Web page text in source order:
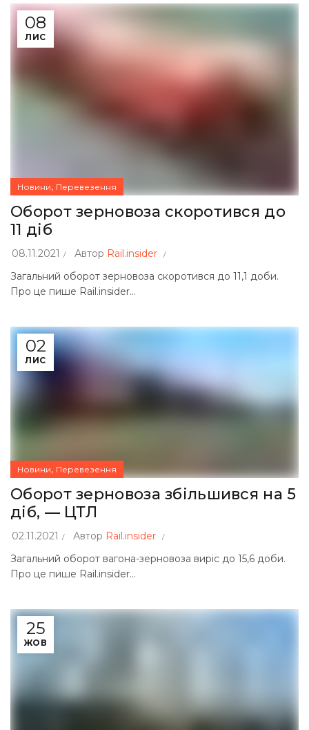
08
ЛИС
Новини, Перевезення
Оборот зерновоза скоротився до
11 діб
08.11.2021 Автор Rail.insider
Загальний оборот зерновоза скоротився до 11,1 доби.
Про це пише Rail.insider...
02
ЛИС
Новини, Перевезення
Оборот зерновоза збільшився на 5
діб, — ЦТЛ
02.11.2021 Автор Rail.insider
Загальний оборот вагона-зерновоза виріс до 15,6 доби.
Про це пише Rail.insider...
25
ЖОВ